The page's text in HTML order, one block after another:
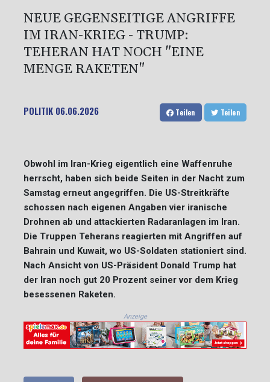
NEUE GEGENSEITIGE ANGRIFFE
IM IRAN-KRIEG - TRUMP:
TEHERAN HAT NOCH "EINE
MENGE RAKETEN"
POLITIK 06.06.2026 Teilen Teilen
Obwohl im Iran-Krieg eigentlich eine Waffenruhe
herrscht, haben sich beide Seiten in der Nacht zum
Samstag erneut angegriffen. Die US-Streitkräfte
schossen nach eigenen Angaben vier iranische
Drohnen ab und attackierten Radaranlagen im Iran.
Die Truppen Teherans reagierten mit Angriffen auf
Bahrain und Kuwait, wo US-Soldaten stationiert sind.
Nach Ansicht von US-Präsident Donald Trump hat
der Iran noch gut 20 Prozent seiner vor dem Krieg
besessenen Raketen.
Anzeige